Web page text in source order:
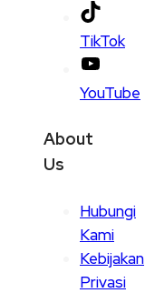
TikTok
YouTube
About
Us
Hubungi
Kami
Kebijakan
Privasi